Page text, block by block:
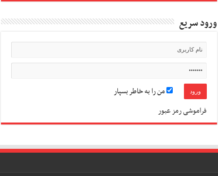
ورود سریع
من را به خاطر بسپار
فراموشی رمز عبور